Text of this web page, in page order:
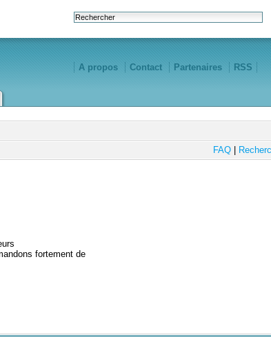
A propos Contact Partenaires RSS
FAQ|
fortement de